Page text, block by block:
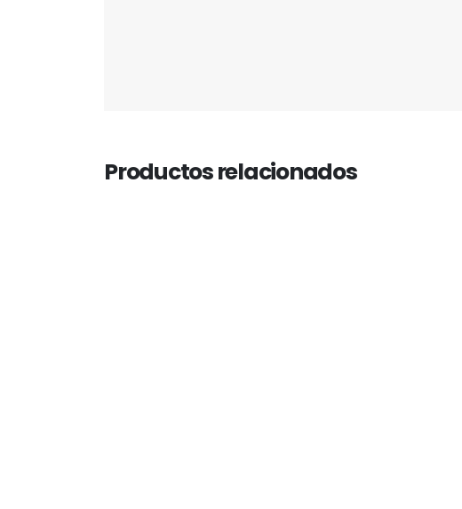
Productos relacionados